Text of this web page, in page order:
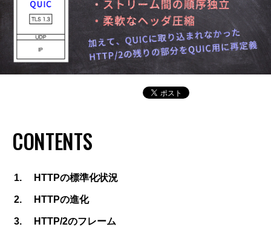
CONTENTS
HTTPの標準化状況
HTTPの進化
HTTP/2のフレーム